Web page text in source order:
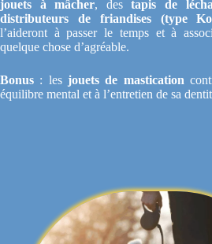
jouets à mâcher, destapis de
distributeurs de friandises (type
l’aideront à passer le temps et à
quelque chose d’agréable.
Bonus : lesjouets de mastication
équilibre mental et à l’entretien de sa